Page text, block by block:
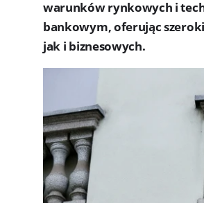
warunków rynkowych i
bankowym, oferując
jak i biznesowych.